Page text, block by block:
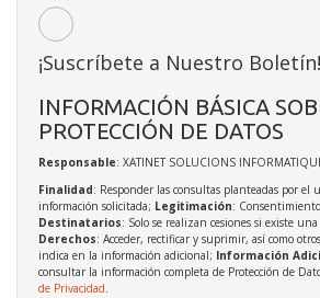
¡Suscríbete a Nuestro Boletín!
INFORMACIÓN BÁSICA
PROTECCIÓN DE DATOS
Responsable: XATINET SOLUCIONS
Finalidad: Responder las consultas planteadas por el
información solicitada; Legitimación:
Destinatarios: Solo se realizan cesiones si existe
Derechos: Acceder, rectificar y suprimir, así como
indica en la información adicional; Información
consultar la información completa de Protección de
de Privacidad.